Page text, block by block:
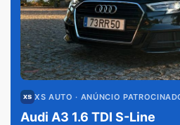
XS AUTO · ANÚNCIO
Audi A3 1.6 TDI S-Line